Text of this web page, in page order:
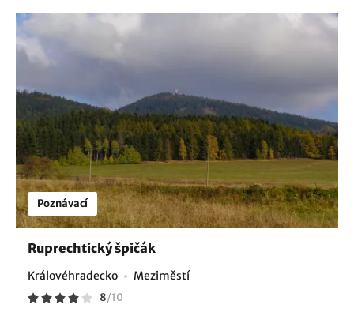
Poznávací
Ruprechtický špičák
Královéhradecko Meziměstí
8/10